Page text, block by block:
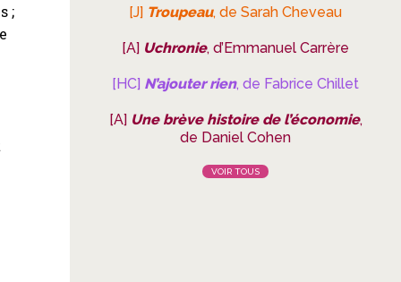
;
[J] Troupeau, de Sarah Cheveau
[A] Uchronie, d’Emmanuel Carrère
[HC] N’ajouter rien, de Fabrice Chillet
[A] Une brève histoire de l’économie,
de Daniel Cohen
VOIR TOUS